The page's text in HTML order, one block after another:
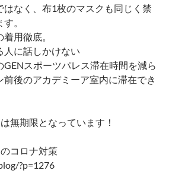
はなく、布1枚のマスクも同じく禁
。
用徹底。
人に話しかけない
GENスポーツパレス滞在時間を減ら
前後のアカデミーア室内に滞在でき
無期限となっています！
コロナ対策
?p=1276